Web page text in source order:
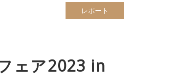
レポート
ェア2023 in